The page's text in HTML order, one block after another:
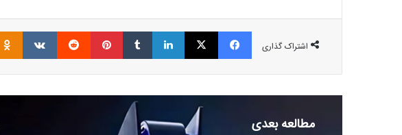
اشتراک گذاری
فیسبوک ایکس لینکداین تامبلر پینتریست Reddit
VKontakte
مطالعه بعدی